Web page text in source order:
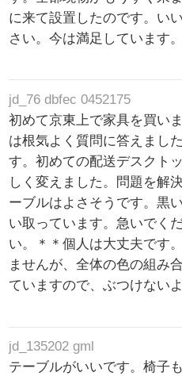
に来て設置したのです。い
さい。今は満足しています。
jd_76 dbfec 0452175
初めて京東上で家具を買い
は根気よく質問に答えまし
す。初めての配送デスクト
しく変えました。問題を解
ーブルはよさそうです。黒
い取っています。急いでく
い。＊＊個人は大丈夫です
ませんが、全体の色の組み
ていますので、ぶつけない
jd_135202 gml
テーブルがいいです。椅子